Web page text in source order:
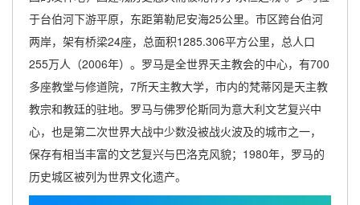
于台伯河下游平原，东距第勒尼安海25公里。市区跨台伯河
两岸，架有桥梁24座，总面积1285.306平方公里，总人口
255万人（2006年）。罗马是全世界天主教会的中心，有700
多座教堂与修道院，7所天主教大学，市内的梵蒂冈是天主教
教宗和教廷的驻地。罗马与佛罗伦斯同为意大利文艺复兴中
心，也是第二次世界大战中少数没被战火波及的城市之一，
保存有相当丰富的文艺复兴与巴洛克风貌；1980年，罗马的
历史城区被列为世界文化遗产。